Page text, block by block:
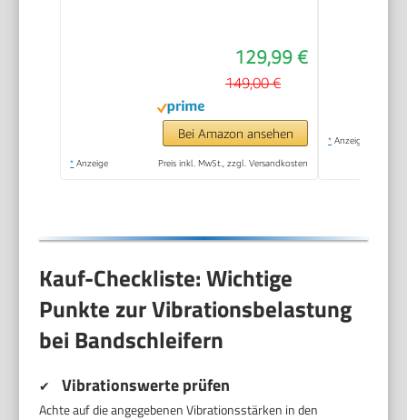
Schleifbandlänge/-
breite 915x100mm |
Tischneigung 0°–45° |
Gussmaterial-
129,99 €
149,00 €
Bei Amazon ansehen
* Anzeige Preis inkl. MwSt., zzgl. Versandkosten
* Anzeige
Kauf-Checkliste: Wichtige
Punkte zur Vibrationsbelastung
bei Bandschleifern
✔ Vibrationswerte prüfen
Achte auf die angegebenen Vibrationsstärken in den